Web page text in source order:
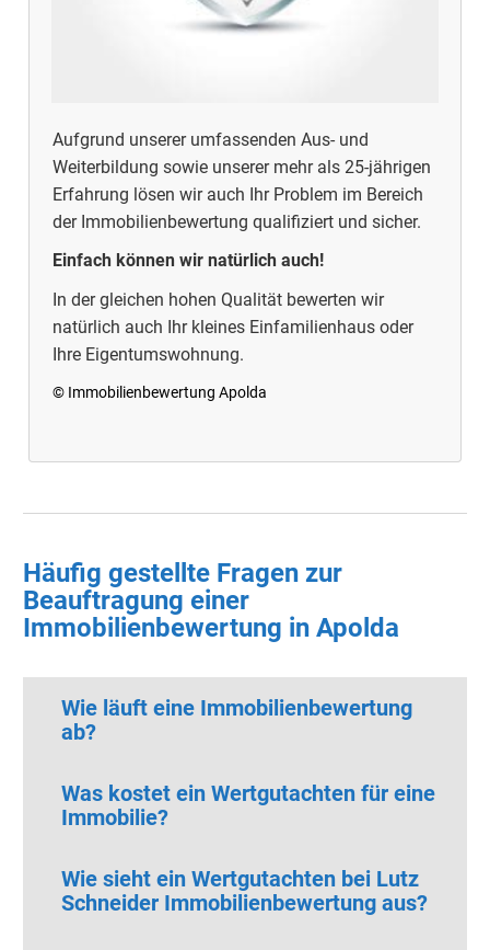
Aufgrund unserer umfassenden Aus- und
Weiterbildung sowie unserer mehr als 25-jährigen
Erfahrung lösen wir auch Ihr Problem im Bereich
der Immobilienbewertung qualifiziert und sicher.
Einfach können wir natürlich auch!
In der gleichen hohen Qualität bewerten wir
natürlich auch Ihr kleines Einfamilienhaus oder
Ihre Eigentumswohnung.
© Immobilienbewertung Apolda
Häufig gestellte Fragen zur
Beauftragung einer
Immobilienbewertung in Apolda
Wie läuft eine Immobilienbewertung
ab?
Was kostet ein Wertgutachten für eine
Immobilie?
Wie sieht ein Wertgutachten bei Lutz
Schneider Immobilienbewertung aus?